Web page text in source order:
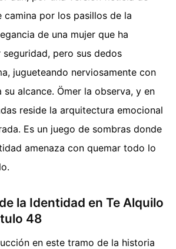
camina por los pasillos de la
de una mujer que ha
pero sus dedos
jugueteando nerviosamente con
alcance. Ömer la observa, y en
reside la arquitectura emocional
Es un juego de sombras donde
amenaza con quemar todo lo
la Identidad en Te Alquilo
48
en este tramo de la historia